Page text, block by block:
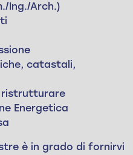
Ing./Arch.)
catastali,
ristrutturare
Energetica
è in grado di fornirvi